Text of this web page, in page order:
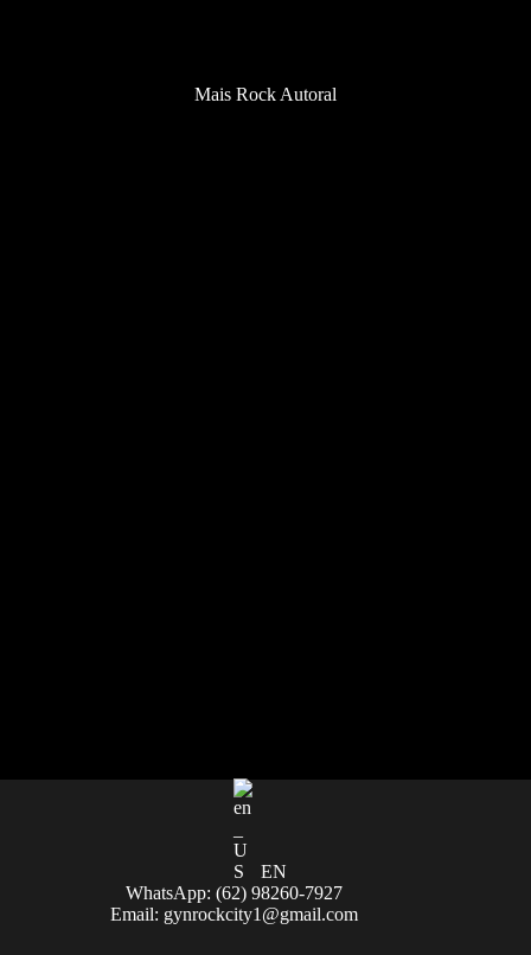
Mais Rock Autoral
EN
WhatsApp: (62) 98260-7927
Email: gynrockcity1@gmail.com